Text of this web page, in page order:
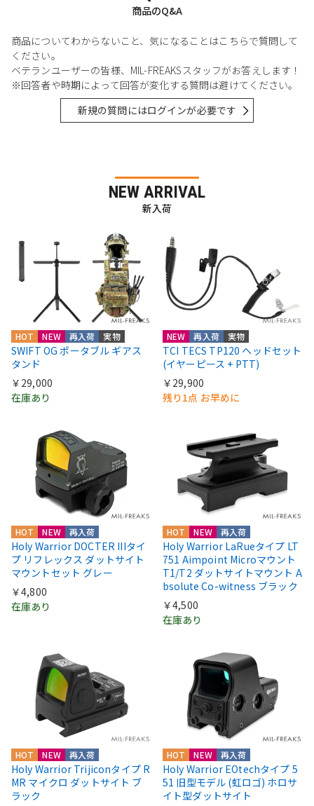
商品のQ&A
商品についてわからないこと、気になることはこちらで質問して
ください。
ベテランユーザーの皆様、MIL-FREAKSスタッフがお答えします！
※回答者や時期によって回答が変化する質問は避けてください。
新規の質問にはログインが必要です
NEW ARRIVAL
新入荷
HOT NEW 再入荷 実物
SWIFT OG ポータブル ギアス
タンド
￥29,000
在庫あり
NEW 再入荷 実物
TCI TECS TP120 ヘッドセット
(イヤーピース + PTT)
￥29,900
残り1点 お早めに
HOT NEW 再入荷
Holy Warrior DOCTER IIIタイ
プ リフレックス ダットサイト
マウントセット グレー
￥4,800
在庫あり
HOT NEW 再入荷
Holy Warrior LaRueタイプ LT
751 Aimpoint Microマウント
T1/T2 ダットサイトマウント A
bsolute Co-witness ブラック
￥4,500
在庫あり
HOT NEW 再入荷
Holy Warrior Trijiconタイプ R
MR マイクロ ダットサイト ブ
ラック
HOT NEW 再入荷
Holy Warrior EOtechタイプ 5
51 旧型モデル (虹ロゴ) ホロサ
イト型ダットサイト